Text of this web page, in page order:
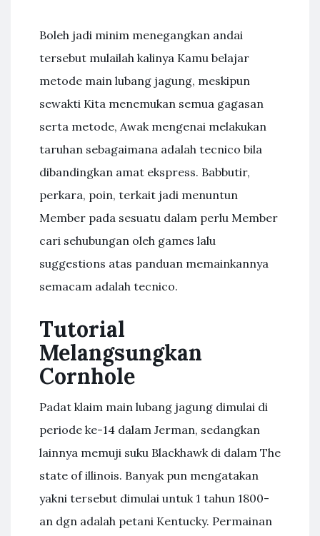
Boleh jadi minim menegangkan andai
tersebut mulailah kalinya Kamu belajar
metode main lubang jagung, meskipun
sewakti Kita menemukan semua gagasan
serta metode, Awak mengenai melakukan
taruhan sebagaimana adalah tecnico bila
dibandingkan amat ekspress. Babbutir,
perkara, poin, terkait jadi menuntun
Member pada sesuatu dalam perlu Member
cari sehubungan oleh games lalu
suggestions atas panduan memainkannya
semacam adalah tecnico.
Tutorial
Melangsungkan
Cornhole
Padat klaim main lubang jagung dimulai di
periode ke-14 dalam Jerman, sedangkan
lainnya memuji suku Blackhawk di dalam The
state of illinois. Banyak pun mengatakan
yakni tersebut dimulai untuk 1 tahun 1800-
an dgn adalah petani Kentucky. Permainan